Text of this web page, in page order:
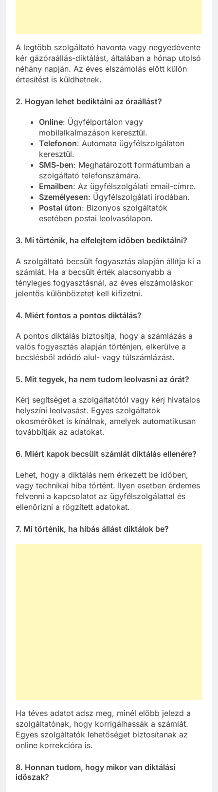
A legtöbb szolgáltató havonta vagy negyedévente
kér gázóraállás-diktálást, általában a hónap utolsó
néhány napján. Az éves elszámolás előtt külön
értesítést is küldhetnek.
2. Hogyan lehet bediktálni az óraállást?
Online: Ügyfélportálon vagy
mobilalkalmazáson keresztül.
Telefonon: Automata ügyfélszolgálaton
keresztül.
SMS-ben: Meghatározott formátumban a
szolgáltató telefonszámára.
Emailben: Az ügyfélszolgálati email-címre.
Személyesen: Ügyfélszolgálati irodában.
Postai úton: Bizonyos szolgáltatók
esetében postai leolvasólapon.
3. Mi történik, ha elfelejtem időben bediktálni?
A szolgáltató becsült fogyasztás alapján állítja ki a
számlát. Ha a becsült érték alacsonyabb a
tényleges fogyasztásnál, az éves elszámoláskor
jelentős különbözetet kell kifizetni.
4. Miért fontos a pontos diktálás?
A pontos diktálás biztosítja, hogy a számlázás a
valós fogyasztás alapján történjen, elkerülve a
becslésből adódó alul- vagy túlszámlázást.
5. Mit tegyek, ha nem tudom leolvasni az órát?
Kérj segítséget a szolgáltatótól vagy kérj hivatalos
helyszíni leolvasást. Egyes szolgáltatók
okosmérőket is kínálnak, amelyek automatikusan
továbbítják az adatokat.
6. Miért kapok becsült számlát diktálás ellenére?
Lehet, hogy a diktálás nem érkezett be időben,
vagy technikai hiba történt. Ilyen esetben érdemes
felvenni a kapcsolatot az ügyfélszolgálattal és
ellenőrizni a rögzített adatokat.
7. Mi történik, ha hibás állást diktálok be?
Ha téves adatot adsz meg, minél előbb jelezd a
szolgáltatónak, hogy korrigálhassák a számlát.
Egyes szolgáltatók lehetőséget biztosítanak az
online korrekcióra is.
8. Honnan tudom, hogy mikor van diktálási
időszak?